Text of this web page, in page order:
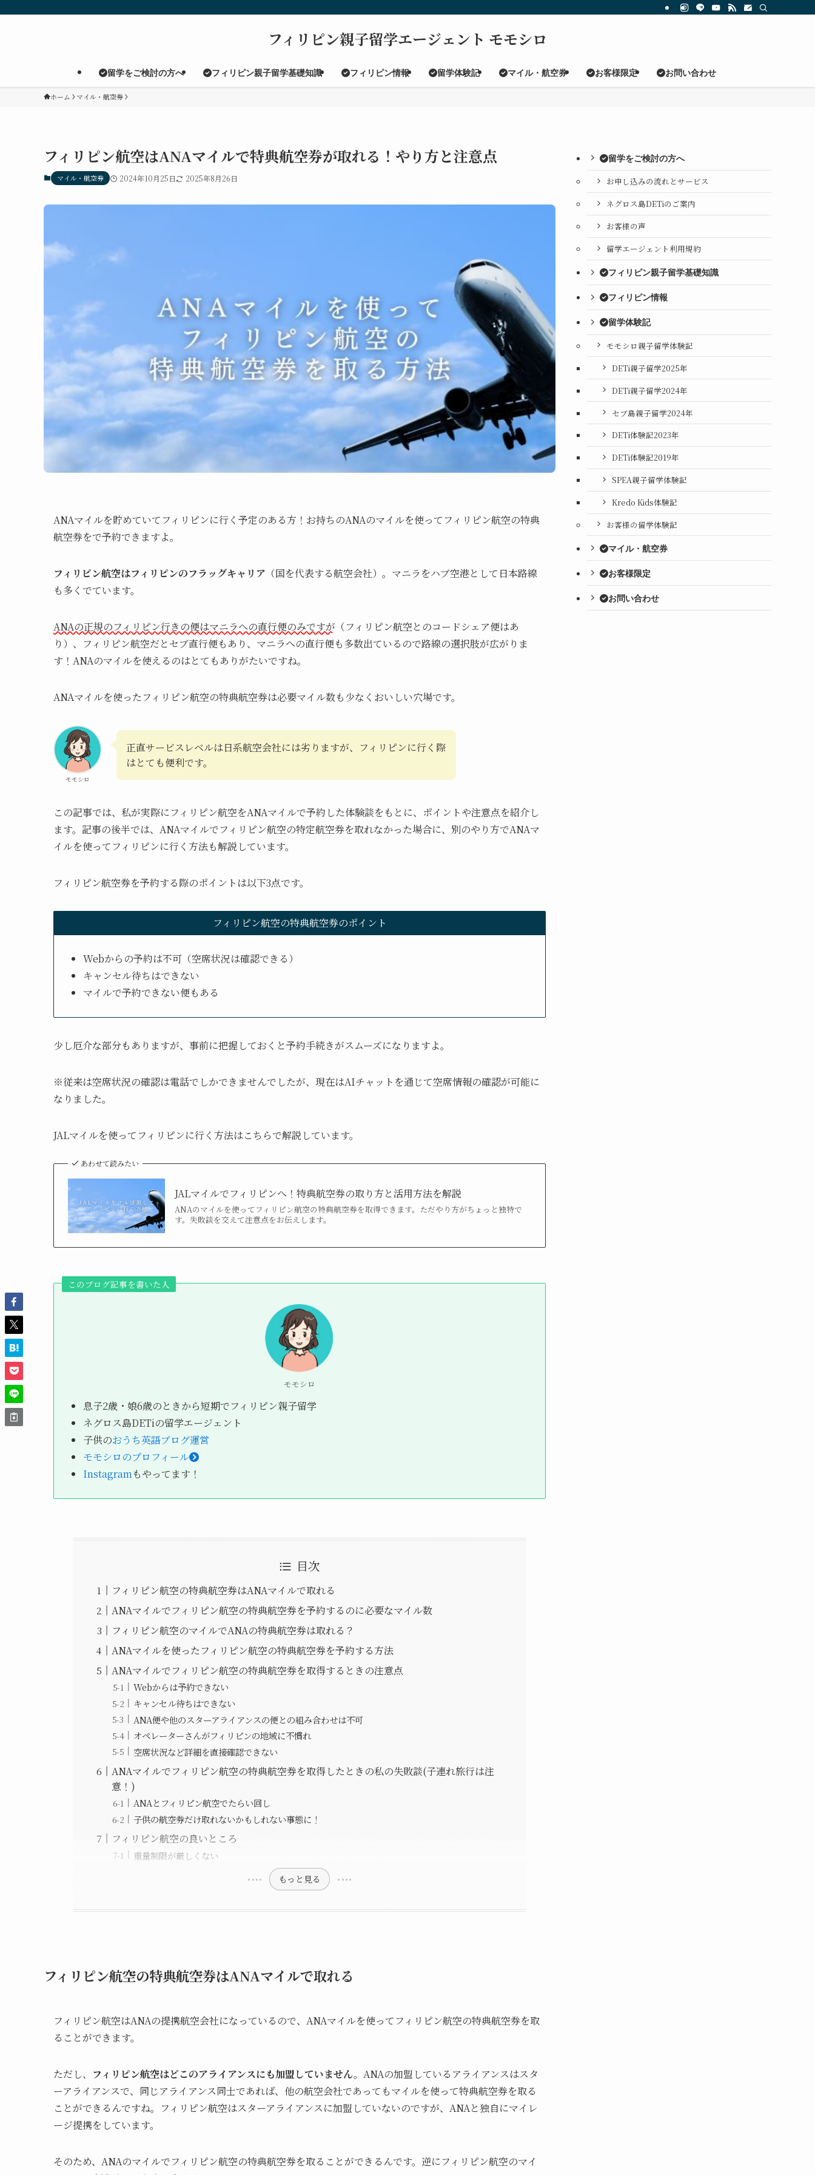
フィリピン親子留学エージェント モモシロ
留学をご検討の方へ フィリピン親子留学基礎知識 フィリピン情報 留学体験記 マイル・航空券 お客様限定 お問い合わせ
ホーム マイル・航空券
フィリピン航空はANAマイルで特典航空券が取れる！やり方と注意点
マイル・航空券 2024年10月25日 2025年8月26日
ANAマイルを貯めていてフィリピンに行く予定のある方！お持ちのANAのマイルを使ってフィリピン航空の特典
航空券をで予約できますよ。
フィリピン航空はフィリピンのフラッグキャリア （国を代表する航空会社）。マニラをハブ空港として日本路線
も多くでています。
ANAの正規のフィリピン行きの便はマニラへの直行便のみですが （フィリピン航空とのコードシェア便はあ
り）、フィリピン航空だとセブ直行便もあり、マニラへの直行便も多数出ているので路線の選択肢が広がりま
す！ANAのマイルを使えるのはとてもありがたいですね。
ANAマイルを使ったフィリピン航空の特典航空券は必要マイル数も少なくおいしい穴場です。
モモシロ
正直サービスレベルは日系航空会社には劣りますが、フィリピンに行く際
はとても便利です。
この記事では、私が実際にフィリピン航空をANAマイルで予約した体験談をもとに、ポイントや注意点を紹介し
ます。記事の後半では、ANAマイルでフィリピン航空の特定航空券を取れなかった場合に、別のやり方でANAマ
イルを使ってフィリピンに行く方法も解説しています。
フィリピン航空券を予約する際のポイントは以下3点です。
フィリピン航空の特典航空券のポイント
Webからの予約は不可（空席状況は確認できる）
キャンセル待ちはできない
マイルで予約できない便もある
少し厄介な部分もありますが、事前に把握しておくと予約手続きがスムーズになりますよ。
※従来は空席状況の確認は電話でしかできませんでしたが、現在はAIチャットを通じて空席情報の確認が可能に
なりました。
JALマイルを使ってフィリピンに行く方法はこちらで解説しています。
あわせて読みたい
JALマイルでフィリピンへ！特典航空券の取り方と活用方法を解説
ANAのマイルを使ってフィリピン航空の特典航空券を取得できます。ただやり方がちょっと独特で
す。失敗談を交えて注意点をお伝えします。
このブログ記事を書いた人
モモシロ
息子2歳・娘6歳のときから短期でフィリピン親子留学
ネグロス島DETiの留学エージェント
子供のおうち英語ブログ運営
モモシロのプロフィール
Instagramもやってます！
目次
フィリピン航空の特典航空券はANAマイルで取れる
ANAマイルでフィリピン航空の特典航空券を予約するのに必要なマイル数
フィリピン航空のマイルでANAの特典航空券は取れる？
ANAマイルを使ったフィリピン航空の特典航空券を予約する方法
ANAマイルでフィリピン航空の特典航空券を取得するときの注意点
Webからは予約できない
キャンセル待ちはできない
ANA便や他のスターアライアンスの便との組み合わせは不可
オペレーターさんがフィリピンの地域に不慣れ
空席状況など詳細を直接確認できない
ANAマイルでフィリピン航空の特典航空券を取得したときの私の失敗談(子連れ旅行は注
意！)
ANAとフィリピン航空でたらい回し
子供の航空券だけ取れないかもしれない事態に！
フィリピン航空の良いところ
重量制限が厳しくない
もっと見る
フィリピン航空の特典航空券はANAマイルで取れる
フィリピン航空はANAの提携航空会社になっているので、ANAマイルを使ってフィリピン航空の特典航空券を取
ることができます。
ただし、 フィリピン航空はどこのアライアンスにも加盟していません。 ANAの加盟しているアライアンスはスタ
ーアライアンスで、同じアライアンス同士であれば、他の航空会社であってもマイルを使って特典航空券を取る
ことができるんですね。フィリピン航空はスターアライアンスに加盟していないのですが、ANAと独自にマイレ
ージ提携をしています。
そのため、ANAのマイルでフィリピン航空の特典航空券を取ることができるんです。逆にフィリピン航空のマイ
留学をご検討の方へ
お申し込みの流れとサービス
ネグロス島DETiのご案内
お客様の声
留学エージェント利用規約
フィリピン親子留学基礎知識
フィリピン情報
留学体験記
モモシロ親子留学体験記
DETi親子留学2025年
DETi親子留学2024年
セブ島親子留学2024年
DETi体験記2023年
DETi体験記2019年
SPEA親子留学体験記
Kredo Kids体験記
お客様の留学体験記
マイル・航空券
お客様限定
お問い合わせ